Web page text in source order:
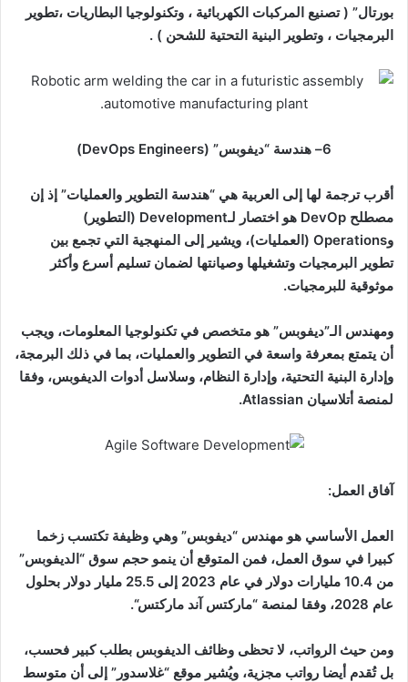
بورتال” (تصنيع المركبات الكهربائية ، وتكنولوجيا البطاريات ،تطوير
البرمجيات ، وتطوير البنية التحتية للشحن ) .
6
– هندسة “ديفوبس” (DevOps Engineers)
أقرب ترجمة لها إلى العربية هي “هندسة التطوير والعمليات” إذ إن
مصطلح
هو اختصار لـDevelopment (التطوير)
وOperations (العمليات)، ويشير إلى المنهجية التي تجمع بين
تطوير البرمجيات وتشغيلها وصيانتها لضمان تسليم أسرع وأكثر
موثوقية للبرمجيات.
ومهندس الـ”ديفوبس” هو متخصص في تكنولوجيا المعلومات، ويجب
أن يتمتع بمعرفة واسعة في التطوير والعمليات، بما في ذلك البرمجة،
وإدارة البنية التحتية، وإدارة النظام، وسلاسل أدوات الديفوبس، وفقا
لمنصة أتلاسيان
آفاق العمل:
العمل الأساسي هو مهندس “ديفوبس” وهي وظيفة تكتسب زخما
كبيرا في سوق العمل، فمن المتوقع أن ينمو حجم سوق “الديفوبس”
من 10.4 مليارات دولار في عام 2023 إلى 25.5 مليار دولار بحلول
عام 2028، وفقا لمنصة “ماركتس آند ماركتس
“.
ومن حيث الرواتب، لا تحظى وظائف الديفوبس بطلب كبير فحسب،
بل تُقدم أيضا رواتب مجزية، ويُشير موقع “غلاسدور” إلى أن متوسط